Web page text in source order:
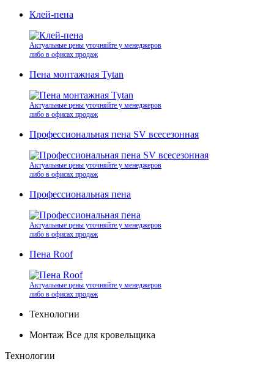
Клей-пена
Актуальные цены уточняйте у менеджеров
либо в офисах продаж
Пена монтажная Tytan
Актуальные цены уточняйте у менеджеров
либо в офисах продаж
Профессиональная пена SV всесезонная
Актуальные цены уточняйте у менеджеров
либо в офисах продаж
Профессиональная пена
Актуальные цены уточняйте у менеджеров
либо в офисах продаж
Пена Roof
Актуальные цены уточняйте у менеджеров
либо в офисах продаж
Технологии
Монтаж Все для кровельщика
Технологии